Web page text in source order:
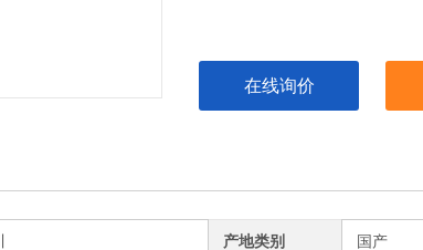
在线询价
产地类别 国产